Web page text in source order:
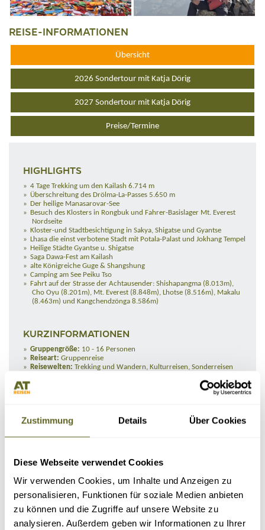
Zustimmung Details Über Cookies
Diese Webseite verwendet Cookies
Wir verwenden Cookies, um Inhalte und Anzeigen zu
personalisieren, Funktionen für soziale Medien anbieten
zu können und die Zugriffe auf unsere Website zu
analysieren. Außerdem geben wir Informationen zu Ihrer
REISE-INFORMATIONEN
Übersicht
2026 Sondertour mit Katja Dörig
2027 Sondertour mit Katja Dörig
Preise/Termine
HIGHLIGHTS
4 Tage Trekking um den Kailash 6.714 m
Überschreitung des Drölma-La-Passes 5.650 m
Der heilige Manasarovar-See
Besuch des Klosters in Rongbuk und Fahrer-Basislager Mt. Everest
Nordseite
Kloster-und Stadtbesichtigung in Sakya, Shigatse und Gyantse
Lhasa die einst verbotene Stadt mit Potala-Palast und Jokhang Tempel
Heilige Städte Gyantse u. Shigatse
Saga Dawa-Fest am Kailash
alte Königreiche Guge & Shangshung
Camping am See Peiku Tso
Fahrt auf der Strasse der Achtausender: Shishapangma (8.013m),
Cho Oyu (8.201m), Mt. Everest (8.848m), Lhotse (8.516m), Makalu
(8.463m) und Kangchendzönga 8.586m)
KURZINFORMATIONEN
Gruppengröße: 10 - 16 Personen
Reiseart: Gruppenreise
Reisewelten: Trekking und Wandern, Kulturreisen, Sonderreisen
SCHWIERIGKEITSGRAD
Es handelt sich um anspruchsvolle Trekkingreisen mit Tagesetappen von
bis zu 8 Stunden Länge und max. ca. 1.400 Höhenmetern. Der
Schwerpunkt dieser Reisen ist das Trekking und dies erfordert Stärke im
physischen und psychischen Bereich. Die Etappen sind teilweise lang,
steil und führen auch durch unwegsames Gelände. Trittsicherheit ist
absolut notwendig. Außerdem tragen Teamgeist, Kameradschaft und